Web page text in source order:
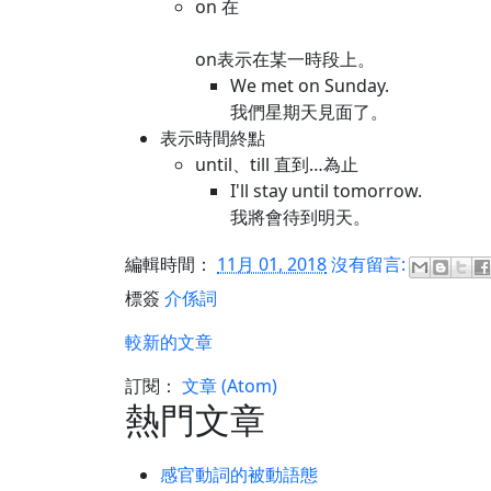
on 在
on表示在某一時段上。
We met on Sunday.
我們星期天見面了。
表示時間終點
until、till 直到…為止
I'll stay until tomorrow.
我將會待到明天。
編輯時間： 11月 01, 2018沒有留言:
標簽 介係詞
較新的文章
訂閱： 文章 (Atom)
熱門文章
感官動詞的被動語態